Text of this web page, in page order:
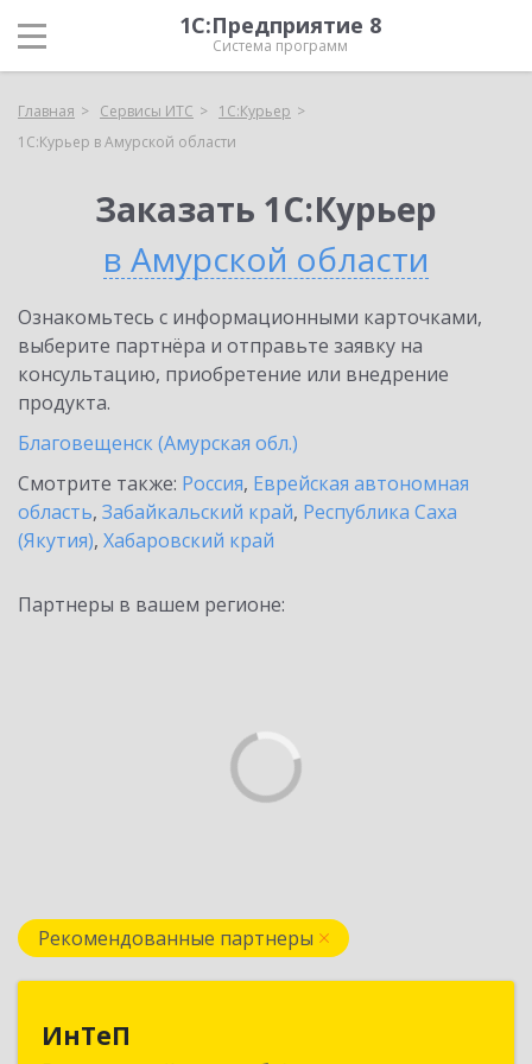
1С:Предприятие 8
Система программ
Главная Сервисы ИТС
1С:Курьер
1С:Курьер в Амурской области
Заказать 1С:Курьер
в Амурской области
Ознакомьтесь с информационными карточками,
выберите партнёра и отправьте заявку на
консультацию, приобретение или внедрение
продукта.
Благовещенск (Амурская обл.)
Смотрите также: Россия, Еврейская автономная
область, Забайкальский край, Республика Саха
(Якутия), Хабаровский край
Партнеры в вашем регионе:
Рекомендованные партнеры
ИнТеП